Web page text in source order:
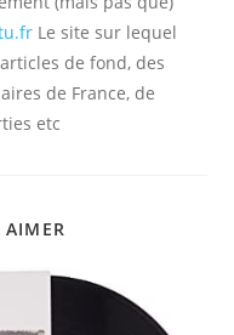
Le site sur lequel
de fond, des
de France, de
etc